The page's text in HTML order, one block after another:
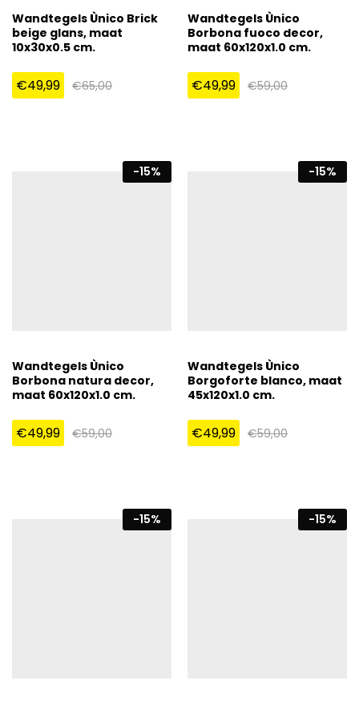
Wandtegels Ùnico Brick
beige glans, maat
10x30x0.5 cm.
€49,99 €65,00
Wandtegels Ùnico
Borbona fuoco decor,
maat 60x120x1.0 cm.
€49,99 €59,00
-15%
Wandtegels Ùnico
Borbona natura decor,
maat 60x120x1.0 cm.
€49,99 €59,00
-15%
Wandtegels Ùnico
Borgoforte blanco, maat
45x120x1.0 cm.
€49,99 €59,00
-15% -15%